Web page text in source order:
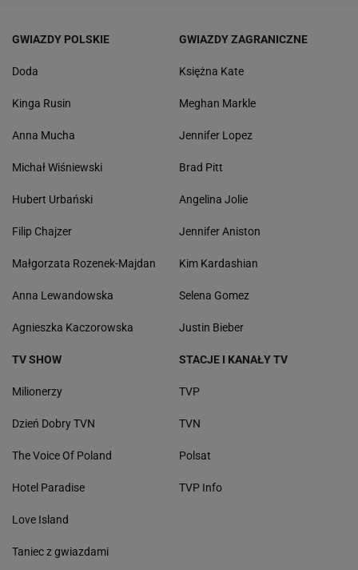
GWIAZDY POLSKIE
Doda
Kinga Rusin
Anna Mucha
Michał Wiśniewski
Hubert Urbański
Filip Chajzer
Małgorzata Rozenek-Majdan
Anna Lewandowska
Agnieszka Kaczorowska
GWIAZDY ZAGRANICZNE
Księżna Kate
Meghan Markle
Jennifer Lopez
Brad Pitt
Angelina Jolie
Jennifer Aniston
Kim Kardashian
Selena Gomez
Justin Bieber
TV SHOW
Milionerzy
Dzień Dobry TVN
The Voice Of Poland
Hotel Paradise
Love Island
Taniec z gwiazdami
STACJE I KANAŁY TV
TVP
TVN
Polsat
TVP Info